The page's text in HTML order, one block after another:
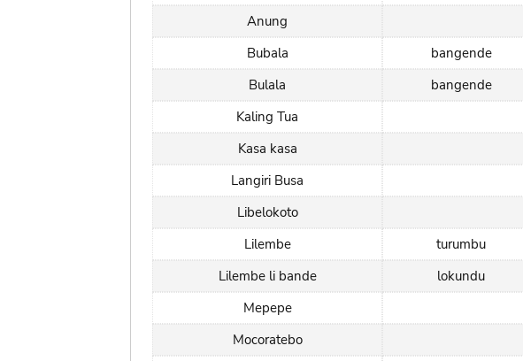
Anung
Bubala
bangende
Bulala
bangende
Kaling Tua
Kasa kasa
Langiri Busa
Libelokoto
Lilembe
turumbu
Lilembe li bande
lokundu
Mepepe
Mocoratebo